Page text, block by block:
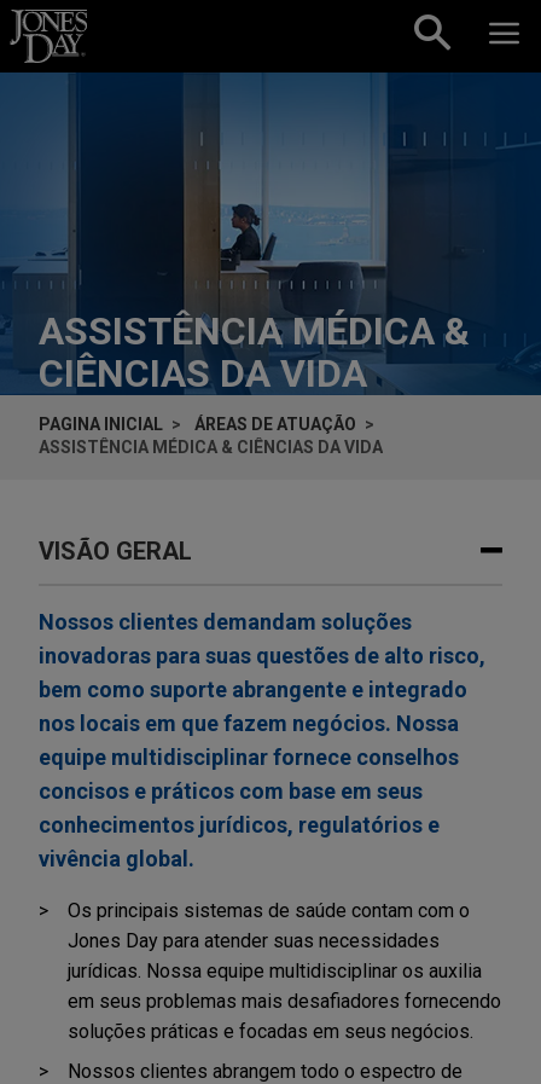
Skip to content
ASSISTÊNCIA MÉDICA &
CIÊNCIAS DA VIDA
PAGINA INICIAL
ÁREAS DE ATUAÇÃO
ASSISTÊNCIA MÉDICA & CIÊNCIAS DA VIDA
VISÃO GERAL
Nossos clientes demandam soluções
inovadoras para suas questões de alto risco,
bem como suporte abrangente e integrado
nos locais em que fazem negócios. Nossa
equipe multidisciplinar fornece conselhos
concisos e práticos com base em seus
conhecimentos jurídicos, regulatórios e
vivência global.
Os principais sistemas de saúde contam com o
Jones Day para atender suas necessidades
jurídicas. Nossa equipe multidisciplinar os auxilia
em seus problemas mais desafiadores fornecendo
soluções práticas e focadas em seus negócios.
Nossos clientes abrangem todo o espectro de